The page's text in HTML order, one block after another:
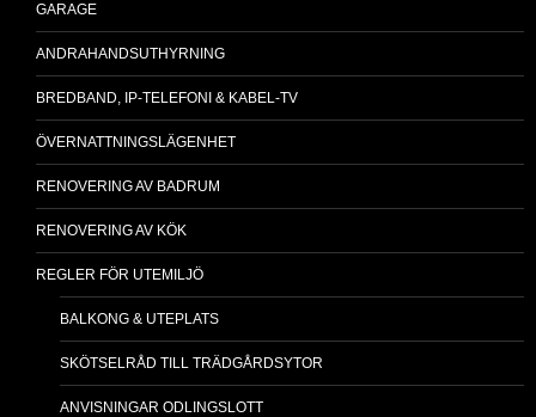
GARAGE
ANDRAHANDSUTHYRNING
BREDBAND, IP-TELEFONI & KABEL-TV
ÖVERNATTNINGSLÄGENHET
RENOVERING AV BADRUM
RENOVERING AV KÖK
REGLER FÖR UTEMILJÖ
BALKONG & UTEPLATS
SKÖTSELRÅD TILL TRÄDGÅRDSYTOR
ANVISNINGAR ODLINGSLOTT